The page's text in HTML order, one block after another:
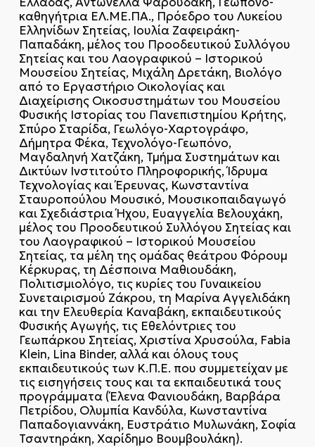
καθηγήτρια ΕΛ.ΜΕ.ΠΑ., Πρόεδρο του Λυκείου
Ελληνίδων Σητείας, Ιουλία Ζαφειράκη-
Παπαδάκη, μέλος του Προοδευτικού Συλλόγου
Σητείας και του Λαογραφικού – Ιστορικού
Μουσείου Σητείας, Μιχάλη Δρετάκη, Βιολόγο
από το Εργαστήριο Οικολογίας και
Διαχείρισης Οικοσυστημάτων του Μουσείου
Φυσικής Ιστορίας του Πανεπιστημίου Κρήτης,
Σπύρο Σταρίδα, Γεωλόγο-Χαρτογράφο,
Δήμητρα Φέκα, Τεχνολόγο-Γεωπόνο,
Μαγδαληνή Χατζάκη, Τμήμα Συστημάτων και
Δικτύων Ινστιτούτο Πληροφορικής, Ίδρυμα
Τεχνολογίας και Έρευνας, Κωνσταντίνα
Σταυροπούλου Μουσικό, Μουσικοπαιδαγωγό
και Σχεδιάστρια Ήχου, Ευαγγελία Βελουχάκη,
μέλος του Προοδευτικού Συλλόγου Σητείας και
του Λαογραφικού – Ιστορικού Μουσείου
Σητείας, τα μέλη της ομάδας θεάτρου Φόρουμ
Κέρκυρας, τη Δέσποινα Μαθιουδάκη,
Πολιτισμιολόγο, τις κυρίες του Γυναικείου
Συνεταιρισμού Ζάκρου, τη Μαρίνα Αγγελιδάκη
και την Ελευθερία Καναβάκη, εκπαιδευτικούς
Φυσικής Αγωγής, τις Εθελόντριες του
Γεωπάρκου Σητείας, Χριστίνα Χρυσούλα, Fabia
Klein, Lina Binder, αλλά και όλους τους
εκπαιδευτικούς των Κ.Π.Ε. που συμμετείχαν με
τις εισηγήσεις τους και τα εκπαιδευτικά τους
προγράμματα (Έλενα Φανιουδάκη, Βαρβάρα
Πετρίδου, Ολυμπία Κανδύλα, Κωνσταντίνα
Παπαδογιαννάκη, Ευστράτιο Μυλωνάκη, Σοφία
Τσαντηράκη, Χαρίδημο Βουμβουλάκη).